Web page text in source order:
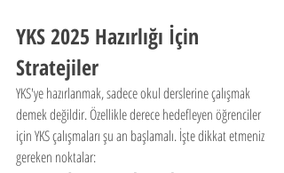
YKS 2025 Hazırlığı İçin
Stratejiler
YKS'ye hazırlanmak, sadece okul derslerine çalışmak
demek değildir. Özellikle derece hedefleyen öğrenciler
için YKS çalışmaları şu an başlamalı. İşte dikkat etmeniz
gereken noktalar: